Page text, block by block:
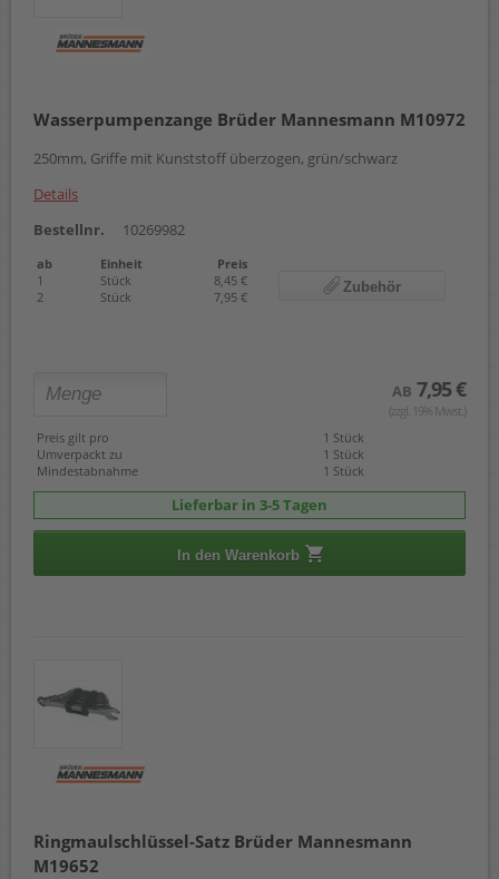
Wasserpumpenzange Brüder Mannesmann M10972
250mm, Griffe mit Kunststoff überzogen, grün/schwarz
Details
Bestellnr.
10269982
ab Einheit
Preis
1
Stück
8,45 €
2
Stück 7,95 €
Zubehör
AB 7,95 €
(zzgl. 19% Mwst.)
Preis gilt pro
1 Stück
Umverpackt zu
1 Stück
Mindestabnahme
1 Stück
Lieferbar in 3-5 Tagen
In den Warenkorb
Ringmaulschlüssel-Satz Brüder Mannesmann
M19652